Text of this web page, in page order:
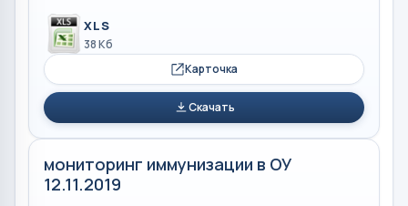
XLS
38 Кб
Карточка
Скачать
мониторинг иммунизации в ОУ
12.11.2019